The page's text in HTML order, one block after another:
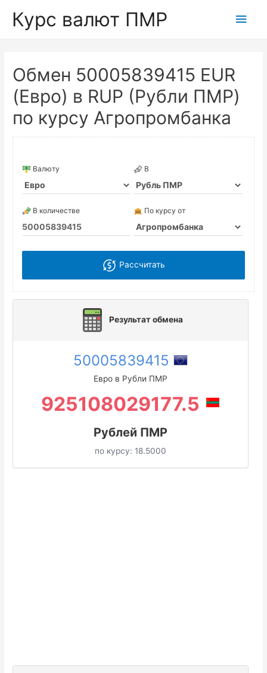
Курс валют ПМР
Обмен 50005839415 EUR
(Евро) в RUP (Рубли ПМР)
по курсу Агропромбанка
Валюту В
В количестве По курсу от
Рассчитать
Результат обмена
50005839415
Евро в Рубли ПМР
925108029177.5
Рублей ПМР
по курсу: 18.5000